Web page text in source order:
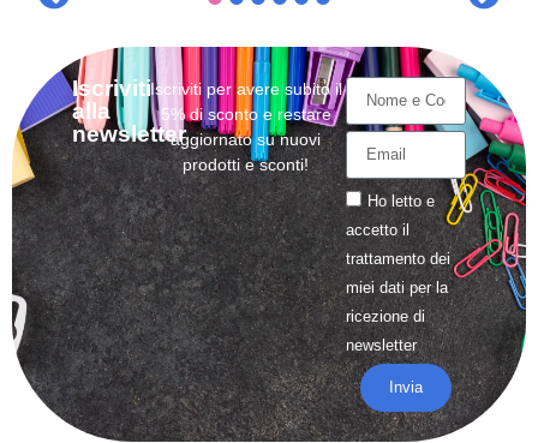
Iscriviti
alla
newsletter
Iscriviti per avere subito il
5% di sconto e restare
aggiornato su nuovi
prodotti e sconti!
Ho letto e
accetto il
trattamentodei
miei dati per la
ricezione di
newsletter
Invia